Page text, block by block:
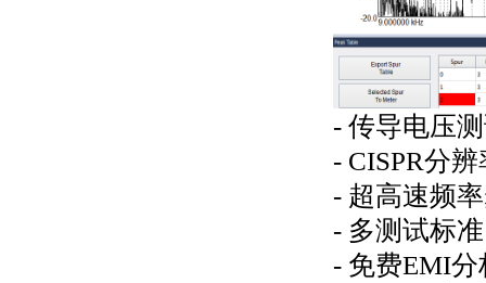
- 传导电压
- CISPR分
- 超高速频
- 多测试标
- 免费EMI